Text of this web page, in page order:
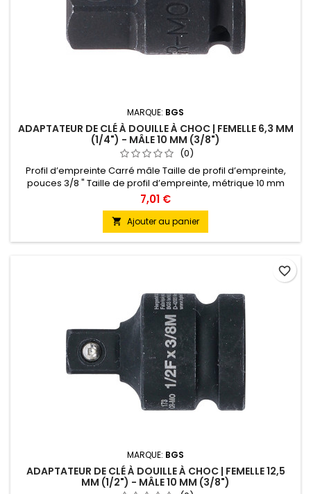
MARQUE: BGS
ADAPTATEUR DE CLÉ À DOUILLE À CHOC | FEMELLE 6,3 MM
(1/4") - MÂLE 10 MM (3/8")
(0)
Profil d’empreinte Carré mâle Taille de profil d’empreinte,
pouces 3/8 " Taille de profil d’empreinte, métrique 10 mm
Profil d'entraînement Quatre pans creux Taille de profil
d'entraînement, pouces 1/4 " Taille de profil d'entraînement,
métrique 6,3 mm Poids brut 22 g Couple max. 70 Nm Matière
Acier chrome-molybdène Traitement de...
7,01 €
 Ajouter au panier
MARQUE: BGS
ADAPTATEUR DE CLÉ À DOUILLE À CHOC | FEMELLE 12,5
MM (1/2") - MÂLE 10 MM (3/8")
favorite_border